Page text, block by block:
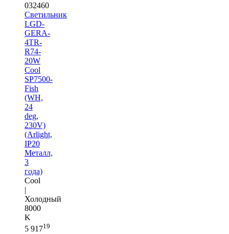
032460
Светильник
LGD-
GERA-
4TR-
R74-
20W
Cool
SP7500-
Fish
(WH,
24
deg,
230V)
(Arlight,
IP20
Металл,
3
года)
Cool
|
Холодный
8000
K
5 91719